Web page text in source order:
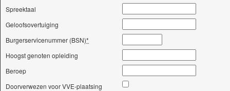
Spreektaal
Geloofsovertuiging
Burgerservicenummer (BSN)*
Hoogst genoten opleiding
Beroep
Doorverwezen voor VVE-plaatsing